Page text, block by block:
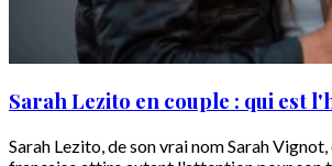
Sarah Lezito en couple : qui est
Sarah Lezito, de son vrai nom Sarah